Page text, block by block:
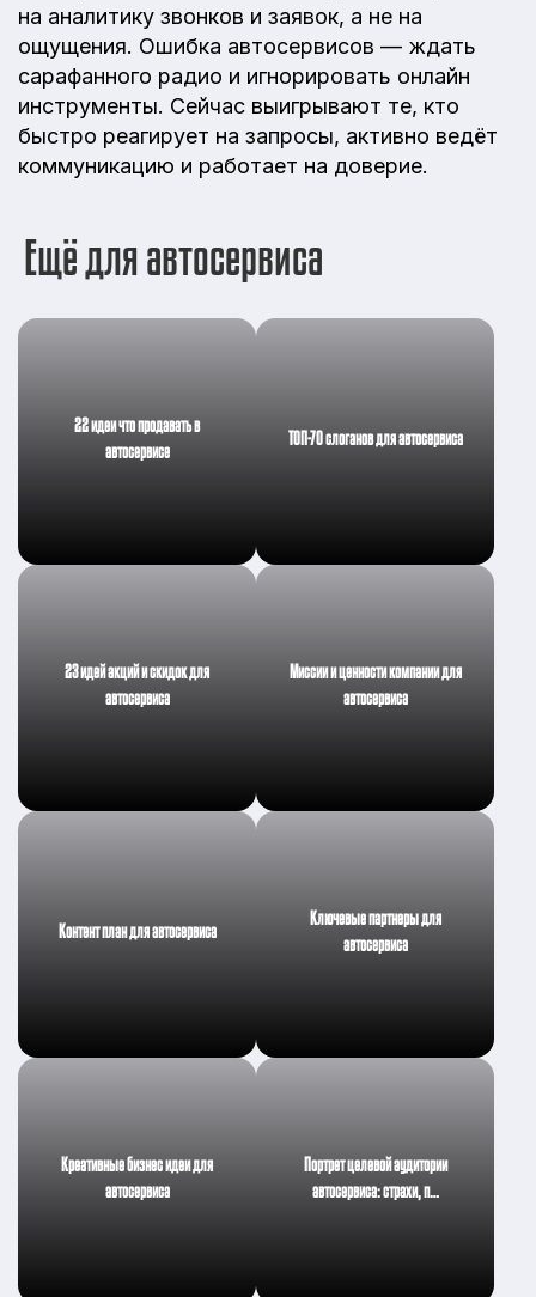
на аналитику звонков и заявок, а не на
ощущения. Ошибка автосервисов — ждать
сарафанного радио и игнорировать онлайн
инструменты. Сейчас выигрывают те, кто
быстро реагирует на запросы, активно ведёт
коммуникацию и работает на доверие.
Ещё для автосервиса
22 идеи что продавать в
автосервисе
ТОП-70 слоганов для автосервиса
23 идей акций и скидок для
автосервиса
Миссии и ценности компании для
автосервиса
Контент план для автосервиса
Ключевые партнеры для
автосервиса
Креативные бизнес идеи для
автосервиса
Портрет целевой аудитории
автосервиса: страхи, п…